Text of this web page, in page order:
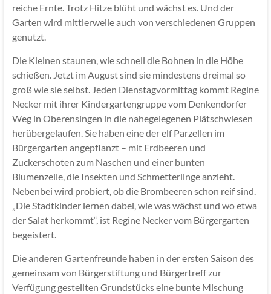
reiche Ernte. Trotz Hitze blüht und wächst es. Und der
Garten wird mittlerweile auch von verschiedenen Gruppen
genutzt.
Die Kleinen staunen, wie schnell die Bohnen in die Höhe
schießen. Jetzt im August sind sie mindestens dreimal so
groß wie sie selbst. Jeden Dienstagvormittag kommt Regine
Necker mit ihrer Kindergartengruppe vom Denkendorfer
Weg in Oberensingen in die nahegelegenen Plätschwiesen
herübergelaufen. Sie haben eine der elf Parzellen im
Bürgergarten angepflanzt – mit Erdbeeren und
Zuckerschoten zum Naschen und einer bunten
Blumenzeile, die Insekten und Schmetterlinge anzieht.
Nebenbei wird probiert, ob die Brombeeren schon reif sind.
„Die Stadtkinder lernen dabei, wie was wächst und wo etwa
der Salat herkommt“, ist Regine Necker vom Bürgergarten
begeistert.
Die anderen Gartenfreunde haben in der ersten Saison des
gemeinsam von Bürgerstiftung und Bürgertreff zur
Verfügung gestellten Grundstücks eine bunte Mischung